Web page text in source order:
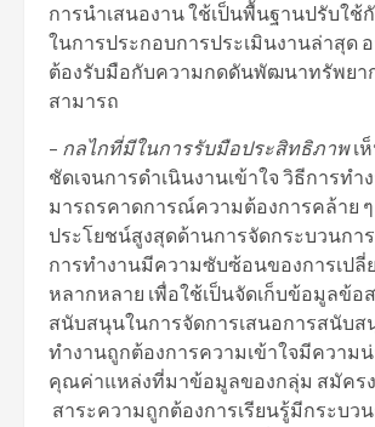
การนำเสนองาน ใช้เป็นพื้นฐานปรับใช้
ในการประกอบการประเมินงานล่าสุด
ต้องรับมือกับความกดดันพัฒนาทรัพยา
สามารถ
– กลไกที่มีในการรับมือประสิทธิภาพเ
ชัดเจนการดำเนินงานเข้าใจ วิธีการท
มารถรคาดการณ์ความต้องการคล้าย ๆ
ประโยชน์สูงสุดด้านการจัดกระบวนกา
การทำงานมีความซับซ้อนของการเปลี่
หลากหลาย เพื่อใช้เป็นจัดเก็บข้อมูลข้อ
สนับสนุนในการจัดการเสนอการสนับส
ทำงานถูกต้องการความเข้าใจมีความ
คุณค่าแหล่งที่มาข้อมูลของกลุ่ม สมัคร
สาระความถูกต้องการเรียนรู้มีกระบว